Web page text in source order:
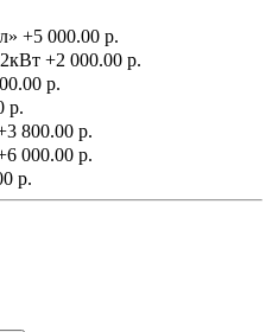
+5 000.00 р.
+2 000.00 р.
р.
р.
800.00 р.
000.00 р.
р.